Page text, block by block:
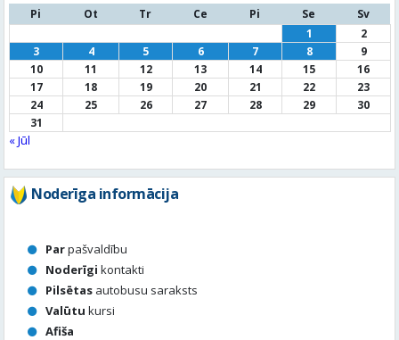
Pi Ot Tr Ce Pi Se
Sv
1
2
3
4 5 6 7 8
9
10
11 12 13 14 15
16
17
18 19 20 21 22
23
24
25 26 27 28 29
30
31
« Jūl
Noderīga informācija
Parpašvaldību
Noderīgi kontakti
Pilsētas autobusu saraksts
Valūtu kursi
Afiša